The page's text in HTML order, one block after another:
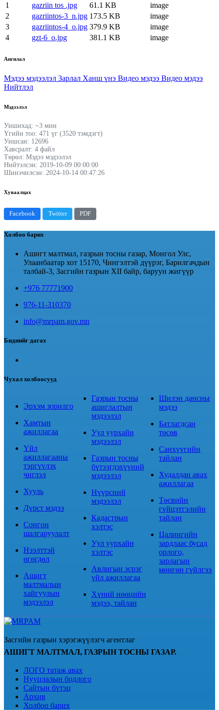
1
gazriin tos .jpg 61.1 KB
image
2
gazriintos-3_n.jpg 173.5 KB
image
3
gazriintos-4_o.jpg 379.9 KB
image
4
gzt-6_o.jpg 381.1 KB image
Ангилал
Мэдээ мэдээлэл Зарлал Ханш үнэ Видео мэдээ Видео мэдээ
Нийтлэл
Мэдээлэл
Уншихад: ~3 мин
Үгийн тоо: 471 үг (3520 тэмдэгт)
Уншсан: 12696
Хавсралт: 4 файл
Төрөл: Мэдээ мэдээлэл
Нийтэлсэн: 2019-10-09 00:00:00
Шинэчилсэн: 2024-10-14 00:47:26
Хуваалцах
Facebook Twitter PDF
Холбоо барих
Ашигт малтмал, газрын тосны газар, Монгол Улс,
Улаанбаатар хот 15170, Чингэлтэй дүүрэг, Барилгачдын
талбай-3, Засгийн газрын XII байр, баруун жигүүр
+976 77771900
976-11-310370
info@mrpam.gov.mn
Биднийг дагах
Чухал холбоосууд
Эрхэм зорилго
Хамтын
ажиллагаа
Үйл
ажиллагааны
тэргүүлэх
чиглэл
Хууль
Дүрст мэдээ
Сонгон
шалгаруулалт
Нээлттэй
өгөгдөл
Ашигт
малтмалын
хайгуулын
мэдээлэл
Газрын тосны
ашиглалтын
мэдээлэл
Уул уурхайн
мэдээлэл
Газрын тосны
бүтээгдэхүүний
мэдээлэл
Нүүрсний
мэдээлэл
Кадастрын
хэлтэс
Уул уурхайн
хэлтэс
Авлигын эсрэг
үйл ажиллагаа
Хүний нөөцийн
мэдээ, тайлан
Шилэн дансны
мэдээ
Батлагдсан
төсөв
Санхүүгийн
тайлан
Худалдан авах
ажиллагаа
Төсвийн
гүйцэтгэлийн
тайлан
Цалингийн
зардлаас бусад
орлого,
зарлагын
мөнгөн гүйлгээ
Засгийн газрын хэрэгжүүлэгч агентлаг
АШИГТ МАЛТМАЛ, ГАЗРЫН ТОСНЫ ГАЗАР.
ЛОГО татаж авах
Нууцлалын бодлого
Сайтын бүтэц
Архив
Холбоо барих